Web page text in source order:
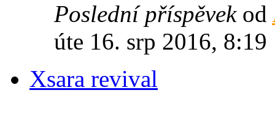
Poslední příspěvekod
úte 16. srp 2016, 8:19
Xsara revival